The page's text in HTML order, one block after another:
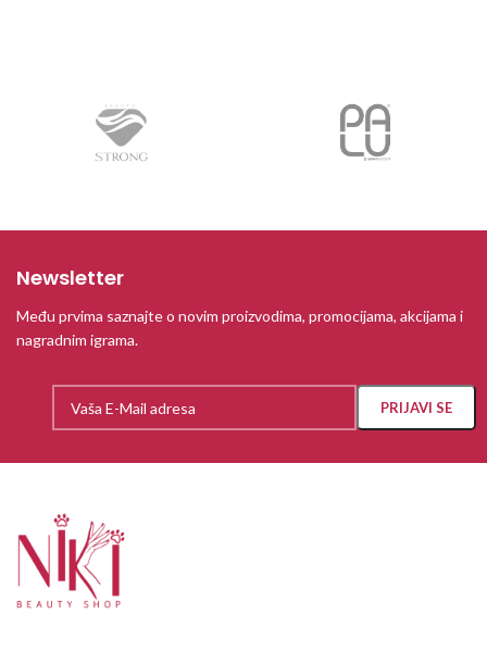
Newsletter
Među prvima saznajte o novim proizvodima, promocijama, akcijama i
nagradnim igrama.